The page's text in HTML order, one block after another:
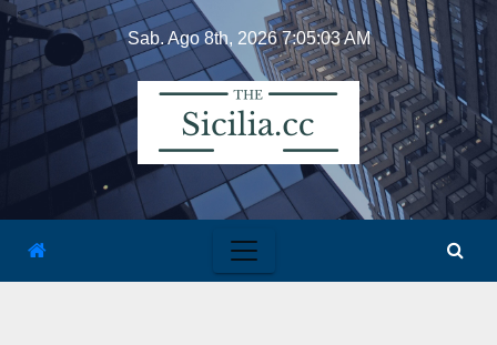
Skip
content
Sab. Ago 8th, 20267:05:04 AM